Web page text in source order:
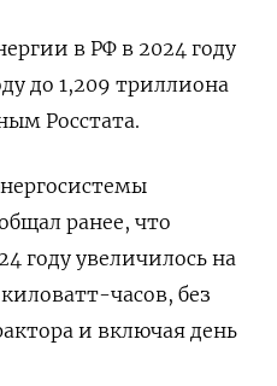
в РФ в 2024 году
до 1,209 триллиона
Росстата.
ранее, что
году увеличилось на
часов, без
и включая день